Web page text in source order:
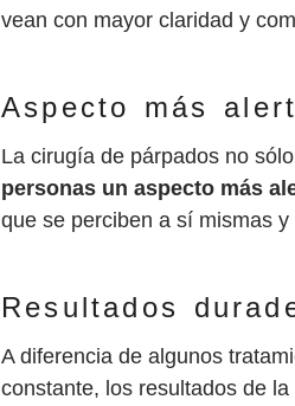
vean con mayor claridad y
Aspecto más
La cirugía de párpados no
personas un aspecto más
que se perciben a sí mismas
Resultados
A diferencia de algunos
constante, los resultados de